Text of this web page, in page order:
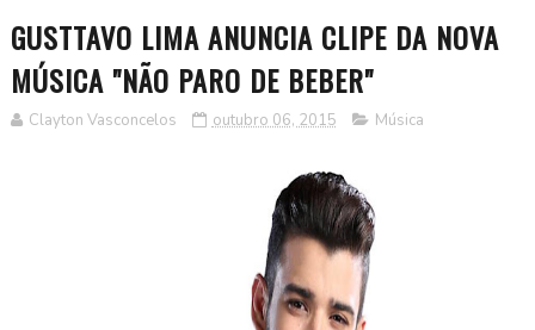
GUSTTAVO LIMA ANUNCIA CLIPE DA NOVA
MÚSICA "NÃO PARO DE BEBER"
Clayton Vasconcelos outubro 06, 2015 Música